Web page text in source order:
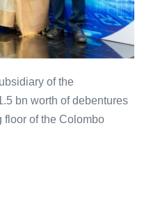
of the
bn worth of debentures
floor of the Colombo